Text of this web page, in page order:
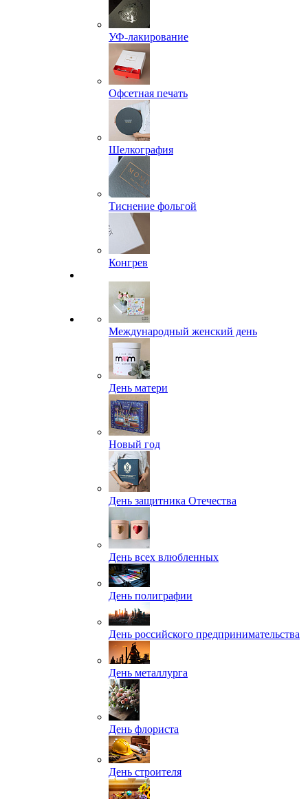
УФ-лакирование
Офсетная печать
Шелкография
Тиснение фольгой
Конгрев
Международный женский день
День матери
Новый год
День защитника Отечества
День всех влюбленных
День полиграфии
День российского предпринимательства
День металлурга
День флориста
День строителя